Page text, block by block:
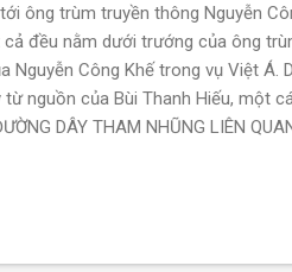
ông trùm truyền thông Nguyễn
đều nằm dưới trướng của ông
Công Khế trong vụ Việt Á.
nguồn của Bùi Thanh Hiếu, một
DÂY THAM NHŨNG LIÊN
thôi chức… Từ dàn lãnh đạo
vị bí thư, chủ tịch và hàng tá các